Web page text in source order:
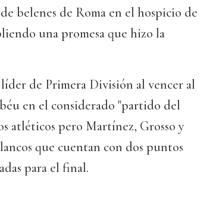
belenes de Roma en el hospicio de
una promesa que hizo la
de Primera División al vencer al
en el considerado "partido del
atléticos pero Martínez, Grosso y
que cuentan con dos puntos
para el final.